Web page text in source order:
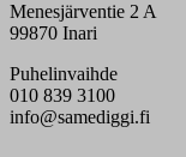
Menesjärventie 2 A
99870 Inari
Puhelinvaihde
010 839 3100
info@samediggi.fi